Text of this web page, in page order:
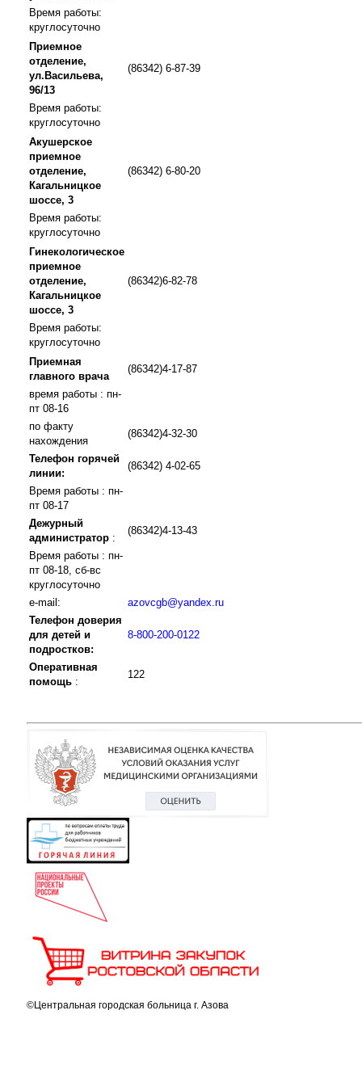
Время работы:
круглосуточно
Приемное
отделение,
ул.Васильева,
96/13
(86342) 6-87-39
Время работы:
круглосуточно
Акушерское
приемное
отделение,
Кагальницкое
шоссе, 3
(86342) 6-80-20
Время работы:
круглосуточно
Гинекологическое
приемное
отделение,
Кагальницкое
шоссе, 3
(86342)6-82-78
Время работы:
круглосуточно
Приемная
главного врача
(86342)4-17-87
время работы : пн-
пт 08-16
по факту
нахождения
(86342)4-32-30
Телефон горячей
линии:
(86342) 4-02-65
Время работы : пн-
пт 08-17
Дежурный
администратор :
(86342)4-13-43
Время работы : пн-
пт 08-18, сб-вс
круглосуточно
e-mail:
azovcgb@yandex.ru
Телефон доверия
для детей и
подростков:
8-800-200-0122
Оперативная
помощь :
122
©Центральная городская больница г. Азова